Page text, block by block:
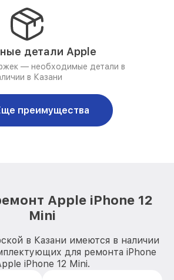
детали Apple
— необходимые детали в
в Казани
преимущества
Apple iPhone 12
Mini
в Казани имеются в наличии
для ремонта iPhone
iPhone 12 Mini.